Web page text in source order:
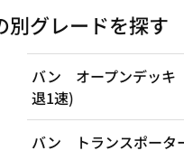
別グレードを探す
バン オープンデッキ
退1速)
バン トランスポータ